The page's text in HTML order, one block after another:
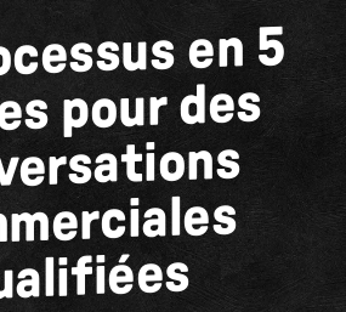
en 5
pour des